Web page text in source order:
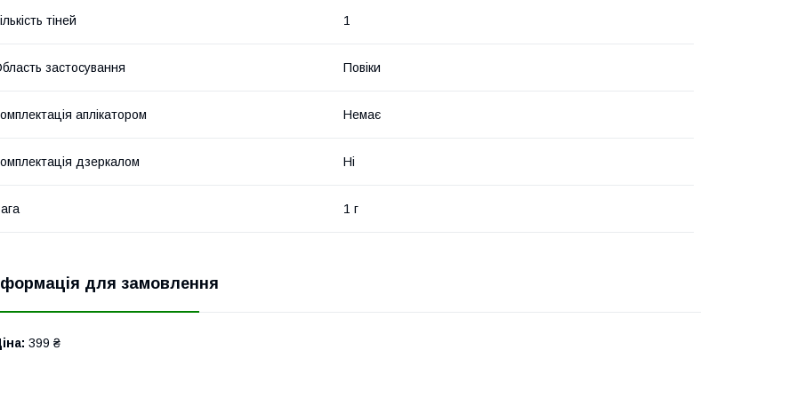
тіней 1
застосування Повіки
аплікатором Немає
дзеркалом Ні
1 г
для замовлення
399 ₴